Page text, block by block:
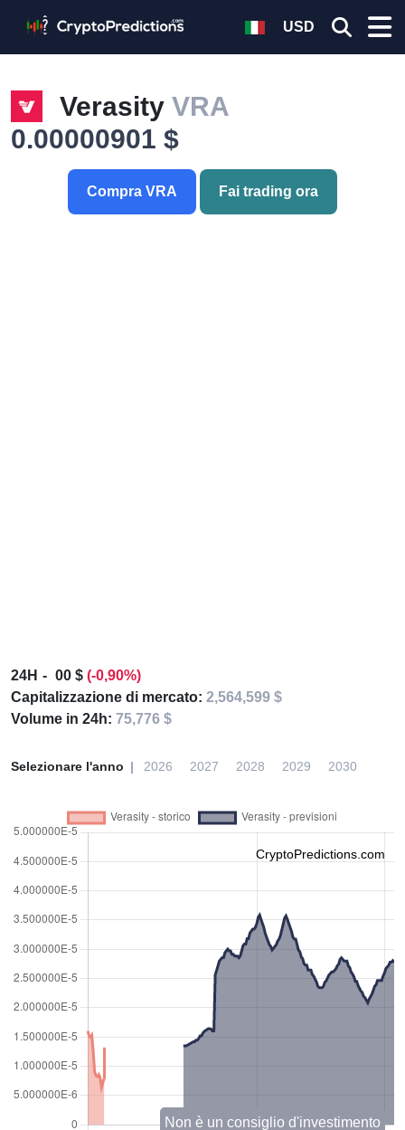
USD
Verasity VRA
0.00000901 $
Compra VRA Fai trading ora
24H 00 $ (-0,90%)
Capitalizzazione di mercato: 2,564,599 $
Volume in 24h: 75,776 $
Selezionare l'anno 2026 2027 2028 2029 2030
CryptoPredictions.com
Non è un consiglio d'investimento